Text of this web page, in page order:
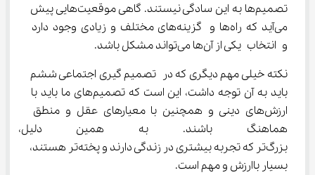
تصمیم‌ها به این سادگی نیستند. گاهی موقعیت‌هایی پیش
می‌آید که راه‌ها و گزینه‌های مختلف و زیادی وجود دارد
و انتخاب یکی از آن‌ها می‌تواند مشکل باشد.
نکته خیلی مهم دیگری که در تصمیم گیری اجتماعی ششم
باید به آن توجه داشت، این است که تصمیم‌های ما باید با
ارزش‌های دینی و همچنین با معیارهای عقل و منطق
هماهنگ باشند. به همین
بزرگ‌تر که تجربه بیشتری در زندگی دارند و پخته‌تر هستند،
بسیار باارزش و مهم است.